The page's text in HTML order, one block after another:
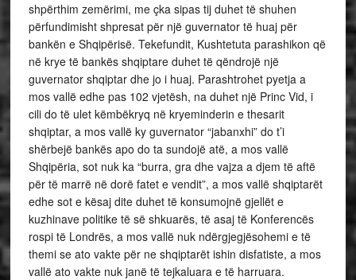
shpërthim zemërimi, me çka sipas tij duhet të shuhen
përfundimisht shpresat për një guvernator të huaj për
bankën e Shqipërisë. Tekefundit, Kushtetuta parashikon që
në krye të bankës shqiptare duhet të qëndrojë një
guvernator shqiptar dhe jo i huaj. Parashtrohet pyetja a
mos vallë edhe pas 102 vjetësh, na duhet një Princ Vid, i
cili do të ulet këmbëkryq në kryeminderin e thesarit
shqiptar, a mos vallë ky guvernator “jabanxhi” do t’i
shërbejë bankës apo do ta sundojë atë, a mos vallë
Shqipëria, sot nuk ka “burra, gra dhe vajza a djem të aftë
për të marrë në dorë fatet e vendit”, a mos vallë shqiptarët
edhe sot e kësaj dite duhet të konsumojnë gjellët e
kuzhinave politike të së shkuarës, të asaj të Konferencës
rospi të Londrës, a mos vallë nuk ndërgjegjësohemi e të
themi se ato vakte për ne shqiptarët ishin disfatiste, a mos
vallë ato vakte nuk janë të tejkaluara e të harruara.